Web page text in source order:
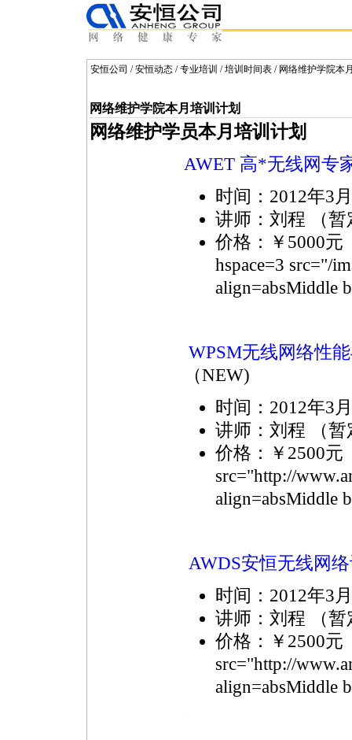
安恒公司 /安恒动态 /专业培训 /培训时间表 / 网络维护学院本
网络维护学院本月培训计划
网络维护学员本月培训计划
AWET 高*无线网专
时间：2012年3
讲师：刘程 （暂
价格：￥5000
hspace=3 src="/
align=absMiddle
WPSM无线网络性
（NEW)
时间：2012年3
讲师：刘程 （暂
价格：￥2500
src="http://
align=absMiddle
AWDS安恒无线网
时间：2012年3
讲师：刘程 （暂
价格：￥2500
src="http://
align=absMiddle